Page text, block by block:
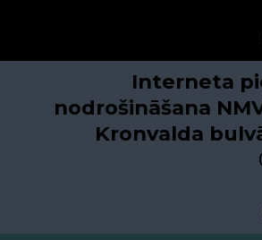
Interneta
nodrošināšana
Kronvalda